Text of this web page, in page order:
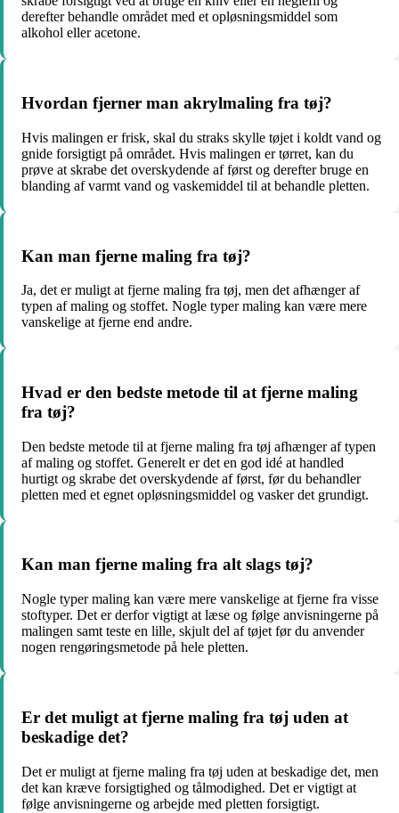
derefter behandle området med et opløsningsmiddel som
alkohol eller acetone.
Hvordan fjerner man akrylmaling fra tøj?
Hvis malingen er frisk, skal du straks skylle tøjet i koldt vand og
gnide forsigtigt på området. Hvis malingen er tørret, kan du
prøve at skrabe det overskydende af først og derefter bruge en
blanding af varmt vand og vaskemiddel til at behandle pletten.
Kan man fjerne maling fra tøj?
Ja, det er muligt at fjerne maling fra tøj, men det afhænger af
typen af maling og stoffet. Nogle typer maling kan være mere
vanskelige at fjerne end andre.
Hvad er den bedste metode til at fjerne maling
fra tøj?
Den bedste metode til at fjerne maling fra tøj afhænger af typen
af maling og stoffet. Generelt er det en god idé at handled
hurtigt og skrabe det overskydende af først, før du behandler
pletten med et egnet opløsningsmiddel og vasker det grundigt.
Kan man fjerne maling fra alt slags tøj?
Nogle typer maling kan være mere vanskelige at fjerne fra visse
stoftyper. Det er derfor vigtigt at læse og følge anvisningerne på
malingen samt teste en lille, skjult del af tøjet før du anvender
nogen rengøringsmetode på hele pletten.
Er det muligt at fjerne maling fra tøj uden at
beskadige det?
Det er muligt at fjerne maling fra tøj uden at beskadige det, men
det kan kræve forsigtighed og tålmodighed. Det er vigtigt at
følge anvisningerne og arbejde med pletten forsigtigt.